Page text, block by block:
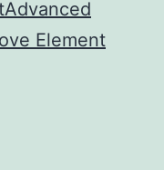
Advanced
Element